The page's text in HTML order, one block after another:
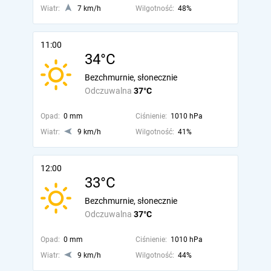
Wiatr:
7 km/h Wilgotność: 48%
11:00
34°C
Odczuwalna 37°C
Bezchmurnie, słonecznie
Opad: 0 mm Ciśnienie: 1010 hPa
Wiatr:
9 km/h Wilgotność: 41%
12:00
33°C
Odczuwalna 37°C
Bezchmurnie, słonecznie
Opad: 0 mm Ciśnienie: 1010 hPa
Wiatr:
9 km/h Wilgotność: 44%